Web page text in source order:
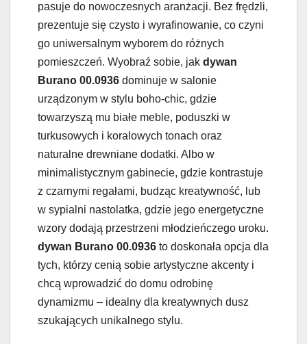
pasuje do nowoczesnych aranżacji. Bez frędzli,
prezentuje się czysto i wyrafinowanie, co czyni
go uniwersalnym wyborem do różnych
pomieszczeń. Wyobraź sobie, jak dywan
Burano 00.0936 dominuje w salonie
urządzonym w stylu boho-chic, gdzie
towarzyszą mu białe meble, poduszki w
turkusowych i koralowych tonach oraz
naturalne drewniane dodatki. Albo w
minimalistycznym gabinecie, gdzie kontrastuje
z czarnymi regałami, budząc kreatywność, lub
w sypialni nastolatka, gdzie jego energetyczne
wzory dodają przestrzeni młodzieńczego uroku.
dywan Burano 00.0936 to doskonała opcja dla
tych, którzy cenią sobie artystyczne akcenty i
chcą wprowadzić do domu odrobinę
dynamizmu – idealny dla kreatywnych dusz
szukających unikalnego stylu.